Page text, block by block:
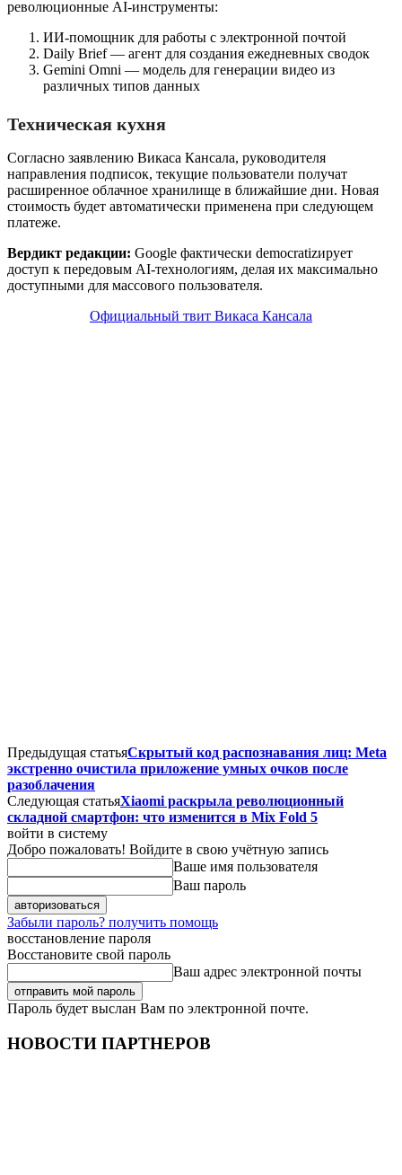
революционные AI-инструменты:
ИИ-помощник для работы с электронной почтой
Daily Brief — агент для создания ежедневных сводок
Gemini Omni — модель для генерации видео из
различных типов данных
Техническая кухня
Согласно заявлению Викаса Кансала, руководителя
направления подписок, текущие пользователи получат
расширенное облачное хранилище в ближайшие дни. Новая
стоимость будет автоматически применена при следующем
платеже.
Вердикт редакции: Google фактически democratizирует
доступ к передовым AI-технологиям, делая их максимально
доступными для массового пользователя.
Официальный твит Викаса Кансала
Предыдущая статьяСкрытый код распознавания лиц: Meta
экстренно очистила приложение умных очков после
разоблачения
Следующая статьяXiaomi раскрыла революционный
складной смартфон: что изменится в Mix Fold 5
войти в систему
Добро пожаловать! Войдите в свою учётную запись
Ваше имя пользователя
Ваш пароль
Забыли пароль? получить помощь
восстановление пароля
Восстановите свой пароль
Ваш адрес электронной почты
Пароль будет выслан Вам по электронной почте.
НОВОСТИ ПАРТНЕРОВ